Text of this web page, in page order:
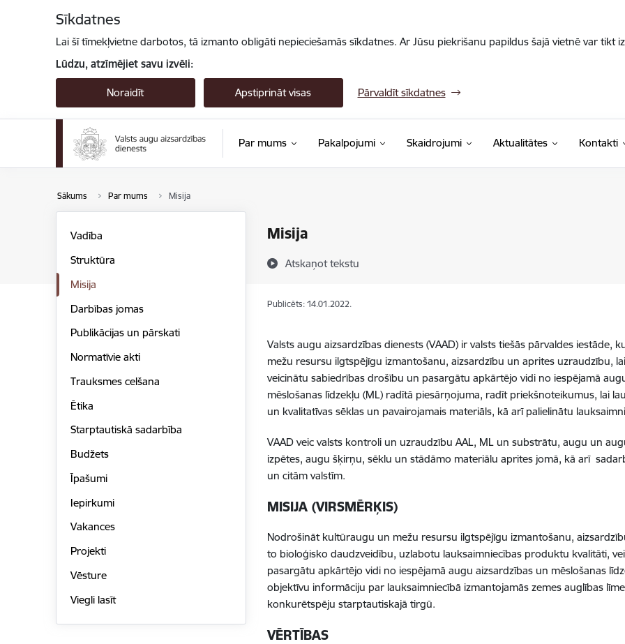
Sīkdatnes
Lai šī tīmekļvietne darbotos, tā izmanto obligāti nepieciešamās sīkdatnes. Ar Jūsu piekrišanu papildus šajā vietnē var tikt
Lūdzu, atzīmējiet savu izvēli:
Noraidīt Apstiprināt visas Pārvaldīt sīkdatnes
Par mums Pakalpojumi Skaidrojumi Aktualitātes Kontakti
Sākums Par mums Misija
Misija
Atskaņot tekstu
Vadība
Struktūra
Misija
Darbības jomas
Publikācijas un pārskati
Normatīvie akti
Trauksmes celšana
Ētika
Starptautiskā sadarbība
Budžets
Īpašumi
Iepirkumi
Vakances
Projekti
Vēsture
Viegli lasīt
Publicēts: 14.01.2022.
Valsts augu aizsardzības dienests (VAAD) ir valsts tiešās pārvaldes
mežu resursu ilgtspējīgu izmantošanu, aizsardzību un aprites uzraudzību,
veicinātu sabiedrības drošību un pasargātu apkārtējo vidi no iespējamā
mēslošanas līdzekļu (ML) radītā piesārņojuma, radīt priekšnoteikumus, lai
un kvalitatīvas sēklas un pavairojamais materiāls, kā arī palielinātu
VAAD veic valsts kontroli un uzraudzību AAL, ML un substrātu, augu un
izpētes, augu šķirņu, sēklu un stādāmo materiālu aprites jomā, kā arī
un citām valstīm.
MISIJA (VIRSMĒRĶIS)
Nodrošināt kultūraugu un mežu resursu ilgtspējīgu izmantošanu,
to bioloģisko daudzveidību, uzlabotu lauksaimniecības produktu kvalitāti,
pasargātu apkārtējo vidi no iespējamā augu aizsardzības un mēslošanas
objektīvu informāciju par lauksaimniecībā izmantojamās zemes auglības
konkurētspēju starptautiskajā tirgū.
VĒRTĪBAS